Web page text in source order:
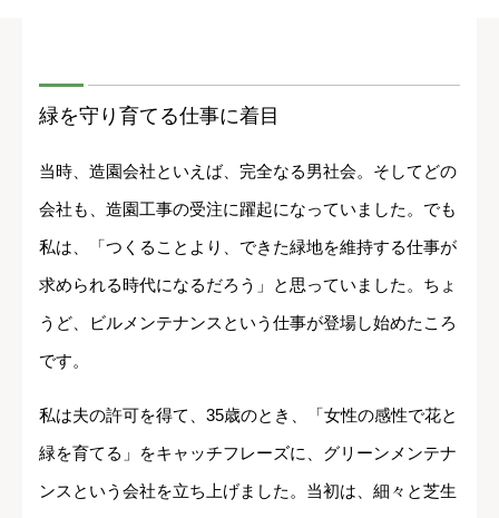
緑を守り育てる仕事に着目
当時、造園会社といえば、完全なる男社会。そしてどの
会社も、造園工事の受注に躍起になっていました。でも
私は、「つくることより、できた緑地を維持する仕事が
求められる時代になるだろう」と思っていました。ちょ
うど、ビルメンテナンスという仕事が登場し始めたころ
です。
私は夫の許可を得て、35歳のとき、「女性の感性で花と
緑を育てる」をキャッチフレーズに、グリーンメンテナ
ンスという会社を立ち上げました。当初は、細々と芝生